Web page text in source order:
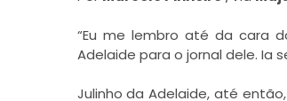
“Eu me lembro até da cara
Adelaide para o jornal dele. Ia
Julinho da Adelaide, até